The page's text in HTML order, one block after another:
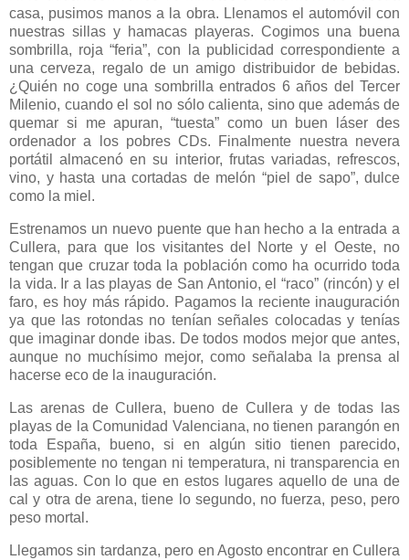
casa, pusimos manos a la obra. Llenamos el automóvil con
nuestras sillas y hamacas playeras. Cogimos una buena
sombrilla, roja “feria”, con la publicidad correspondiente a
una cerveza, regalo de un amigo distribuidor de bebidas.
¿Quién no coge una sombrilla entrados 6 años del Tercer
Milenio, cuando el sol no sólo calienta, sino que además de
quemar si me apuran, “tuesta” como un buen láser des
ordenador a los pobres CDs. Finalmente nuestra nevera
portátil almacenó en su interior, frutas variadas, refrescos,
vino, y hasta una cortadas de melón “piel de sapo”, dulce
como la miel.
Estrenamos un nuevo puente que han hecho a la entrada a
Cullera, para que los visitantes del Norte y el Oeste, no
tengan que cruzar toda la población como ha ocurrido toda
la vida. Ir a las playas de San Antonio, el “raco” (rincón) y el
faro, es hoy más rápido. Pagamos la reciente inauguración
ya que las rotondas no tenían señales colocadas y tenías
que imaginar donde ibas. De todos modos mejor que antes,
aunque no muchísimo mejor, como señalaba la prensa al
hacerse eco de la inauguración.
Las arenas de Cullera, bueno de Cullera y de todas las
playas de la Comunidad Valenciana, no tienen parangón en
toda España, bueno, si en algún sitio tienen parecido,
posiblemente no tengan ni temperatura, ni transparencia en
las aguas. Con lo que en estos lugares aquello de una de
cal y otra de arena, tiene lo segundo, no fuerza, peso, pero
peso mortal.
Llegamos sin tardanza, pero en Agosto encontrar en Cullera